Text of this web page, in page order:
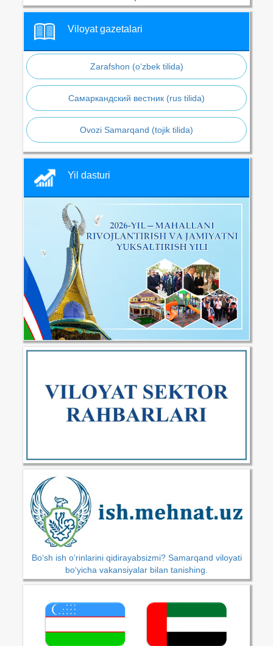
Viloyat gazetalari
Zarafshon (o‘zbek tilida)
Самаркандский вестник (rus tilida)
Ovozi Samarqand (tojik tilida)
Yil dasturi
Bo‘sh ish o‘rinlarini qidirayabsizmi? Samarqand viloyati
bo‘yicha vakansiyalar bilan tanishing.